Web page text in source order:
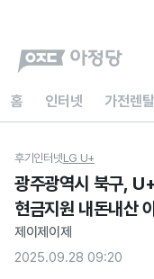
홈 인터넷 가전렌탈
후기 인터넷LG U+
광주광역시 북구,
현금지원 내돈내산
제이제이제
2025.09.28 09:20